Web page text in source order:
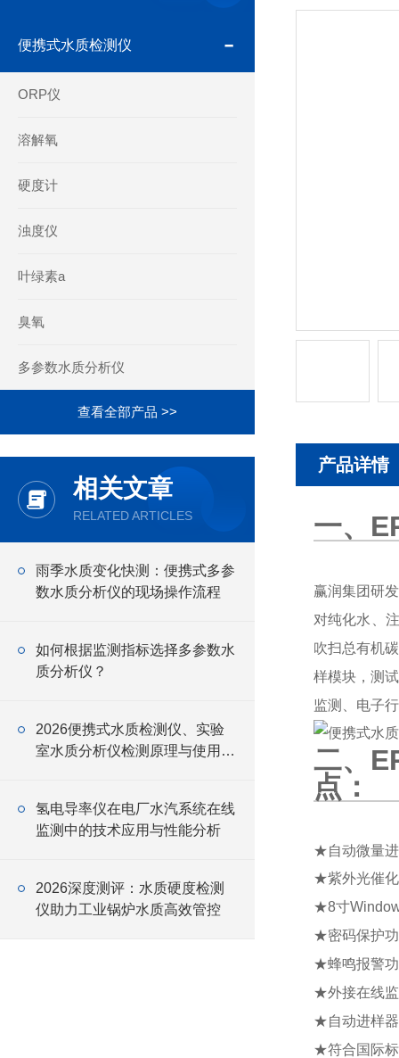
便携式水质检测仪
ORP仪
溶解氧
硬度计
浊度仪
叶绿素a
臭氧
多参数水质分析仪
查看全部产品 >>
相关文章
RELATED ARTICLES
雨季水质变化快测：便携式多参
数水质分析仪的现场操作流程
如何根据监测指标选择多参数水
质分析仪？
2026便携式水质检测仪、实验
室水质分析仪检测原理与使用技
氢电导率仪在电厂水汽系统在线
监测中的技术应用与性能分析
2026深度测评：水质硬度检测
仪助力工业锅炉水质高效管控
产品详情
一、
赢润集团研
对纯化水、
吹扫总有机
样模块，测
监测、电子
二、
点：
★自动微量
★紫外光催
★8寸
★密码保护
★蜂鸣报警
★外接在线
★自动进样器
★符合国际